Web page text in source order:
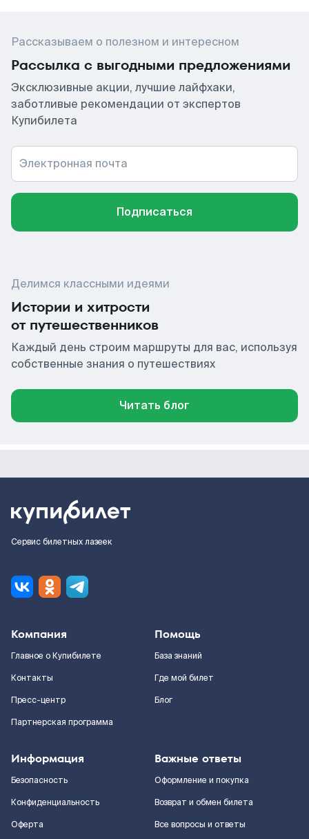
Рассказываем о полезном и интересном
Рассылка с выгодными предложениями
Эксклюзивные акции, лучшие лайфхаки,
заботливые рекомендации от экспертов
Купибилета
Электронная почта
Подписаться
Делимся классными идеями
Истории и хитрости
от путешественников
Каждый день строим маршруты для вас, используя
собственные знания о путешествиях
Читать блог
Сервис билетных лазеек
Компания
Главное о Купибилете
Контакты
Пресс-центр
Партнерская программа
Помощь
База знаний
Где мой билет
Блог
Информация
Безопасность
Конфиденциальность
Оферта
Важные ответы
Оформление и покупка
Возврат и обмен билета
Все вопросы и ответы